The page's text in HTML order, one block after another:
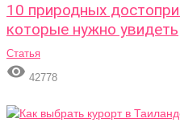
10 природных
которые нужно увидеть
Статья
 42778